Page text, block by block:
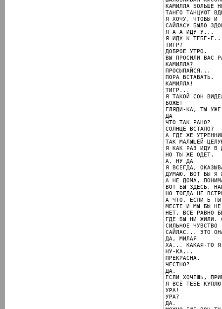
КАМИЛЛА БОЛЬШЕ
ТАНГО ТАНЦУЮТ
Я ХОЧУ, ЧТОБЫ И
САЙЛАСУ БЫЛО
Я-А-А ИДУ-У...
Я ИДУ К ТЕБЕ-
ТИГР?
ДОБРОЕ УТРО.
ВЫ ПРОСИЛИ ВАС
КАМИЛЛА?
ПРОСЫПАЙСЯ...
ПОРА ВСТАВАТЬ.
КАМИЛЛА!
ТИГР...
Я ТАКОЙ СОН
БОЖЕ!
ГЛЯДИ-КА, ТЫ
ДА
ЧТО ТАК РАНО?
СОЛНЦЕ ВСТАЛО?
А ГДЕ ЖЕ
ТАК МАЛЫШЕЙ
Я КАК РАЗ ИДУ В
НО ТЫ ЖЕ ОДЕТ.
А, НУ ДА
Я ВСЕГДА,
ДУМАЮ, ВОТ БЫ Я
А НЕ ДОМА,
ВОТ БЫ ЗДЕСЬ,
НО ТОГДА НЕ
А ЧТО, ЕСЛИ Б ТЫ
МЕСТЕ И МЫ БЫ НЕ
НЕТ, ВСЕ РАВНО
ГДЕ БЫ НИ ЖИЛИ.
СИЛЬНОЕ
САЙЛАС... ЭТО
ДА, МИЛАЯ
ХА... КАКАЯ-ТО Я
НУ-КА...
ПРЕКРАСНА.
ЧЕСТНО?
ДА.
ЕСЛИ ХОЧЕШЬ,
Я ВСЁ ТЕБЕ
УРА!
УРА?
ДА.